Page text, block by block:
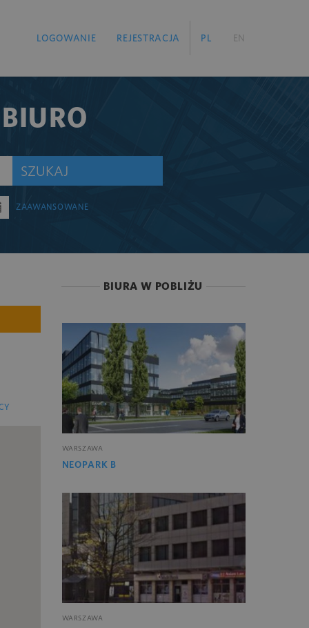
PL EN
LOGOWANIE REJESTRACJA
SZUKAJ
ZAAWANSOWANE
BIURA W POBLIŻU
WARSZAWA
NEOPARK B
WARSZAWA